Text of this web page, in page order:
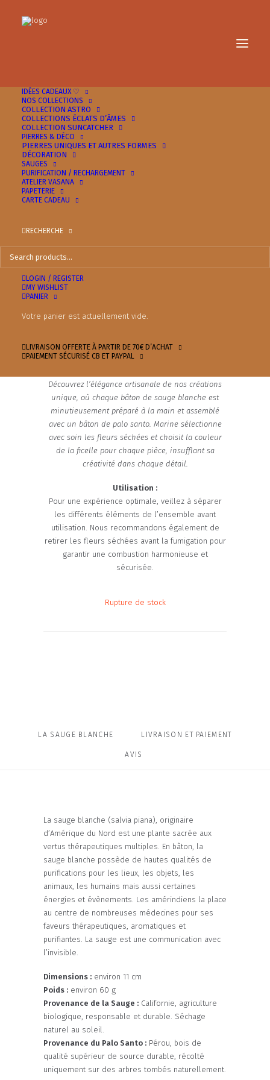
IDÉES CADEAUX ♡
NOS COLLECTIONS
COLLECTION ASTRO
COLLECTIONS ÉCLATS D’ÂMES
COLLECTION SUNCATCHER
PIERRES & DÉCO
PIERRES UNIQUES ET AUTRES FORMES
DÉCORATION
SAUGES
PURIFICATION / RECHARGEMENT
ATELIER VASANA
PAPETERIE
CARTE CADEAU
RECHERCHE
LOGIN / REGISTER
MY WISHLIST
PANIER
Votre panier est actuellement vide.
LIVRAISON OFFERTE À PARTIR DE 70€ D’ACHAT
PAIEMENT SÉCURISÉ CB ET PAYPAL
et Palo Santo - Lili
SAUGE BLANCHE . PALO SANTO . MINI POINTE DE
Cet ensemble comporte également :
1 fleur de vie Vasana +1 pochette Vasana en coton
Découvrez l’élégance artisanale de nos créations
unique, où chaque bâton de sauge blanche est
minutieusement préparé à la main et assemblé
avec un bâton de palo santo. Marine sélectionne
avec soin les fleurs séchées et choisit la couleur
de la ficelle pour chaque pièce, insufflant sa
créativité dans chaque détail.
Utilisation :
Pour une expérience optimale, veillez à séparer
les différents éléments de l’ensemble avant
utilisation. Nous recommandons également de
retirer les fleurs séchées avant la fumigation pour
garantir une combustion harmonieuse et
sécurisée.
Rupture de stock
LA SAUGE BLANCHE LIVRAISON ET PAIEMENT
AVIS
La sauge blanche (salvia piana), originaire
d’Amérique du Nord est une plante sacrée aux
vertus thérapeutiques multiples. En bâton, la
sauge blanche possède de hautes qualités de
purifications pour les lieux, les objets, les
animaux, les humains mais aussi certaines
énergies et évènements. Les amérindiens la place
au centre de nombreuses médecines pour ses
faveurs thérapeutiques, aromatiques et
purifiantes. La sauge est une communication avec
l’invisible.
Dimensions : environ 11 cm
Poids : environ 60 g
Provenance de la Sauge : Californie, agriculture
biologique, responsable et durable. Séchage
naturel au soleil.
Provenance du Palo Santo : Pérou, bois de
qualité supérieur de source durable, récolté
uniquement sur des arbres tombés naturellement.